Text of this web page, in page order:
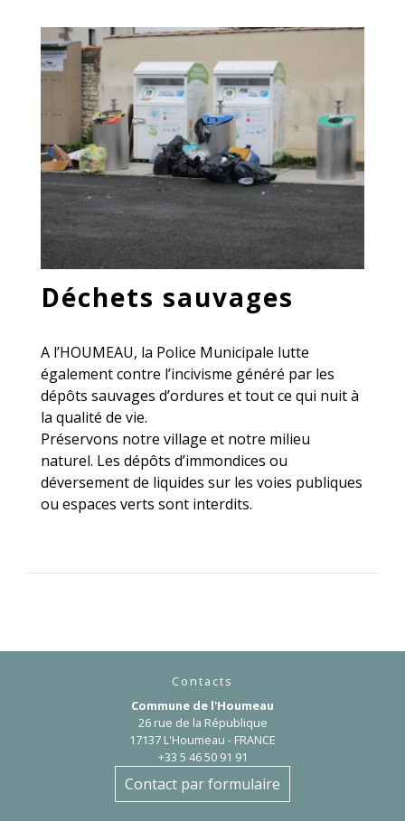
Déchets sauvages
A l’HOUMEAU, la Police Municipale lutte
également contre l’incivisme généré par les
dépôts sauvages d’ordures et tout ce qui nuit à
la qualité de vie.
Préservons notre village et notre milieu
naturel. Les dépôts d’immondices ou
déversement de liquides sur les voies publiques
ou espaces verts sont interdits.
Contacts
Commune de l'Houmeau
26 rue de la République
17137 L'Houmeau - FRANCE
+33 5 46 50 91 91
Contact par formulaire